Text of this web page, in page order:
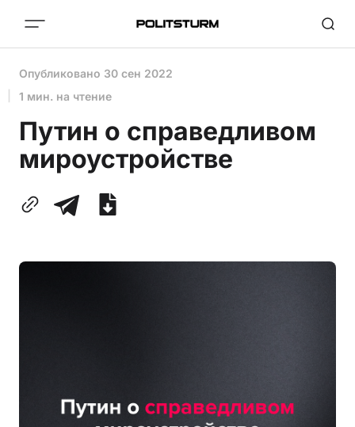
Опубликовано 30 сен 2022
1 мин. на чтение
Путин о справедливом
мироустройстве